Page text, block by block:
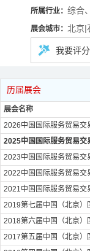
所属行业： 综合
展会城市： 北京|
我要评分
历届展会
展会名称
2026中国国际服务贸易交
2025中国国际服务贸易交
2023中国国际服务贸易交
2022中国国际服务贸易交
2021中国国际服务贸易交
2019第七届中国（北京）
2018第六届中国（北京）
2017第五届中国（北京）